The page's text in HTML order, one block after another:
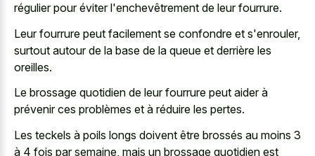
régulier pour éviter l'enchevêtrement de leur fourrure.
Leur fourrure peut facilement se confondre et s'enrouler,
surtout autour de la base de la queue et derrière les
oreilles.
Le brossage quotidien de leur fourrure peut aider à
prévenir ces problèmes et à réduire les pertes.
Les teckels à poils longs doivent être brossés au moins 3
à 4 fois par semaine, mais un brossage quotidien est